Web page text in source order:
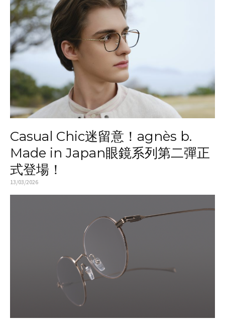
Casual Chic迷留意！agnès b.
Made in Japan眼鏡系列第二彈正
式登場！
13/03/2026